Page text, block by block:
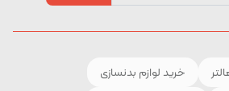
خرید لوازم بدنسازی